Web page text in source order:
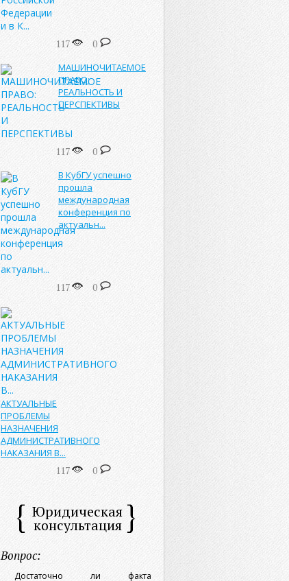
117 0
МАШИНОЧИТАЕМОЕ
ПРАВО:
РЕАЛЬНОСТЬ И
ПЕРСПЕКТИВЫ
117 0
В КубГУ успешно
прошла
международная
конференция по
актуальн...
117 0
АКТУАЛЬНЫЕ
ПРОБЛЕМЫ
НАЗНАЧЕНИЯ
АДМИНИСТРАТИВНОГО
НАКАЗАНИЯ В...
117 0
Юридическая
консультация
Вопрос:
Достаточно ли факта